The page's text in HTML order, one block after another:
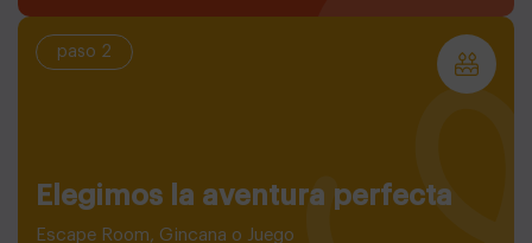
paso 2
Elegimos la aventura perfecta
Escape Room, Gincana o Juego